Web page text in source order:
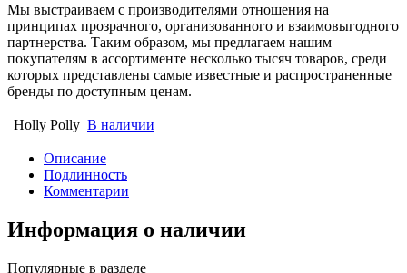
Мы выстраиваем с производителями отношения на
принципах прозрачного, организованного и взаимовыгодного
партнерства. Таким образом, мы предлагаем нашим
покупателям в ассортименте несколько тысяч товаров, среди
которых представлены самые известные и распространенные
бренды по доступным ценам.
Holly Polly В наличии
Описание
Подлинность
Комментарии
Информация о наличии
Популярные в разделе